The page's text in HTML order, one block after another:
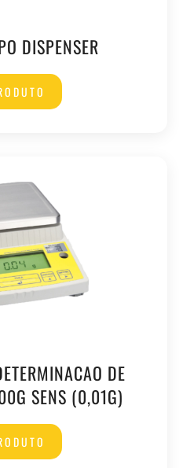
DISPENSER
DE
SENS (0,01G)